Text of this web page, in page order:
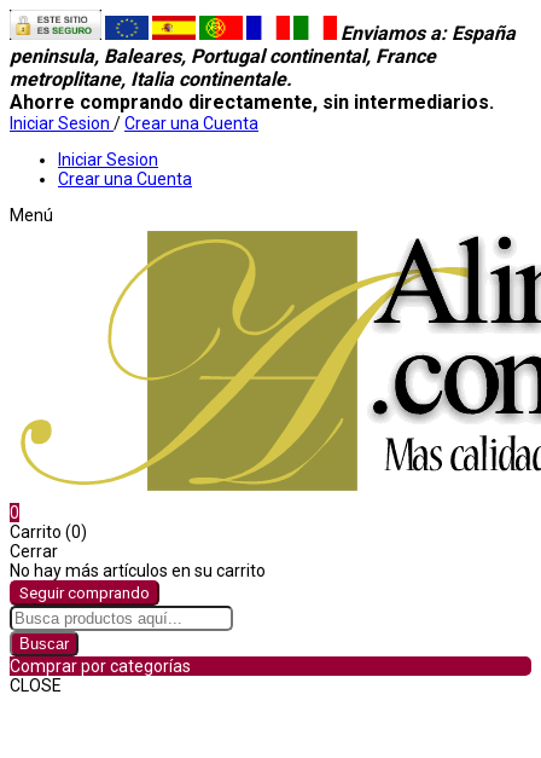
Enviamos a: España
peninsula, Baleares, Portugal continental, France
metroplitane, Italia continentale.
Ahorre comprando directamente, sin intermediarios.
Iniciar Sesion /Crear una Cuenta
Iniciar Sesion
Crear una Cuenta
Menú
0
Carrito (0)
Cerrar
No hay más artículos en su carrito
Seguir comprando
Buscar
Comprar por categorías
CLOSE